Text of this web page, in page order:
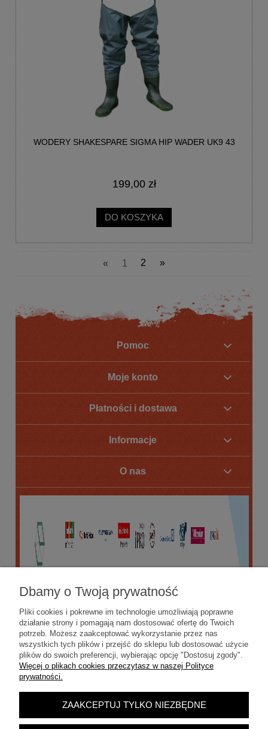
WODERY SHAKESPARE SIGMA HIP WADER UK9 43
199,00 zł
DO KOSZYKA
« 1 2 »
Pomoc
Moje konto
Płatności i dostawa
Informacje
O nas
POKAŻ PEŁNĄ WERSJĘ STRONY
Sklep internetowy Shoper.pl
Dbamy o Twoją prywatność
Pliki cookies i pokrewne im technologie umożliwiają poprawne
działanie strony i pomagają nam dostosować ofertę do Twoich
potrzeb. Możesz zaakceptować wykorzystanie przez nas
wszystkich tych plików i przejść do sklepu lub dostosować użycie
plików do swoich preferencji, wybierając opcję "Dostosuj zgody".
Więcej o plikach cookies przeczytasz w naszej Polityce
prywatności.
ZAAKCEPTUJ TYLKO NIEZBĘDNE